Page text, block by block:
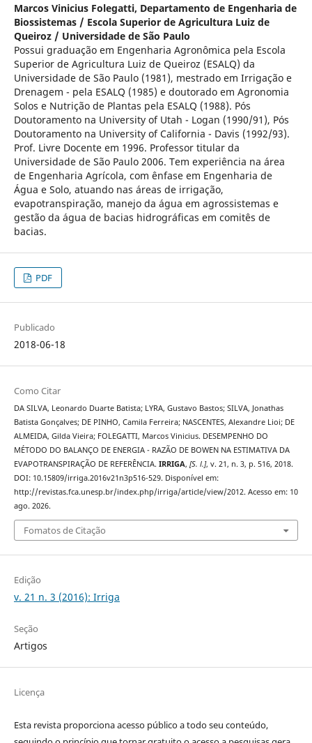
Marcos Vinicius Folegatti, Departamento de Engenharia de
Biossistemas / Escola Superior de Agricultura Luiz de
Queiroz / Universidade de São Paulo
Possui graduação em Engenharia Agronômica pela Escola
Superior de Agricultura Luiz de Queiroz (ESALQ) da
Universidade de São Paulo (1981), mestrado em Irrigação e
Drenagem - pela ESALQ (1985) e doutorado em Agronomia
Solos e Nutrição de Plantas pela ESALQ (1988). Pós
Doutoramento na University of Utah - Logan (1990/91), Pós
Doutoramento na University of California - Davis (1992/93).
Prof. Livre Docente em 1996. Professor titular da
Universidade de São Paulo 2006. Tem experiência na área
de Engenharia Agrícola, com ênfase em Engenharia de
Água e Solo, atuando nas áreas de irrigação,
evapotranspiração, manejo da água em agrossistemas e
gestão da água de bacias hidrográficas em comitês de
bacias.
PDF
Publicado
2018-06-18
Como Citar
DA SILVA, Leonardo Duarte Batista; LYRA, Gustavo Bastos; SILVA, Jonathas
Batista Gonçalves; DE PINHO, Camila Ferreira; NASCENTES, Alexandre Lioi; DE
ALMEIDA, Gilda Vieira; FOLEGATTI, Marcos Vinicius. DESEMPENHO DO
MÉTODO DO BALANÇO DE ENERGIA - RAZÃO DE BOWEN NA ESTIMATIVA DA
EVAPOTRANSPIRAÇÃO DE REFERÊNCIA. IRRIGA, [S. l.], v. 21, n. 3, p. 516, 2018.
DOI: 10.15809/irriga.2016v21n3p516-529. Disponível em:
http://revistas.fca.unesp.br/index.php/irriga/article/view/2012. Acesso em: 10
ago. 2026.
Fomatos de Citação
Edição
v. 21 n. 3 (2016): Irriga
Seção
Artigos
Licença
Esta revista proporciona acesso público a todo seu conteúdo,